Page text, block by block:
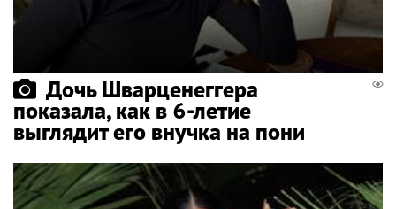
Дочь Шварценеггера
показала, как в 6-летие
выглядит его внучка на пони